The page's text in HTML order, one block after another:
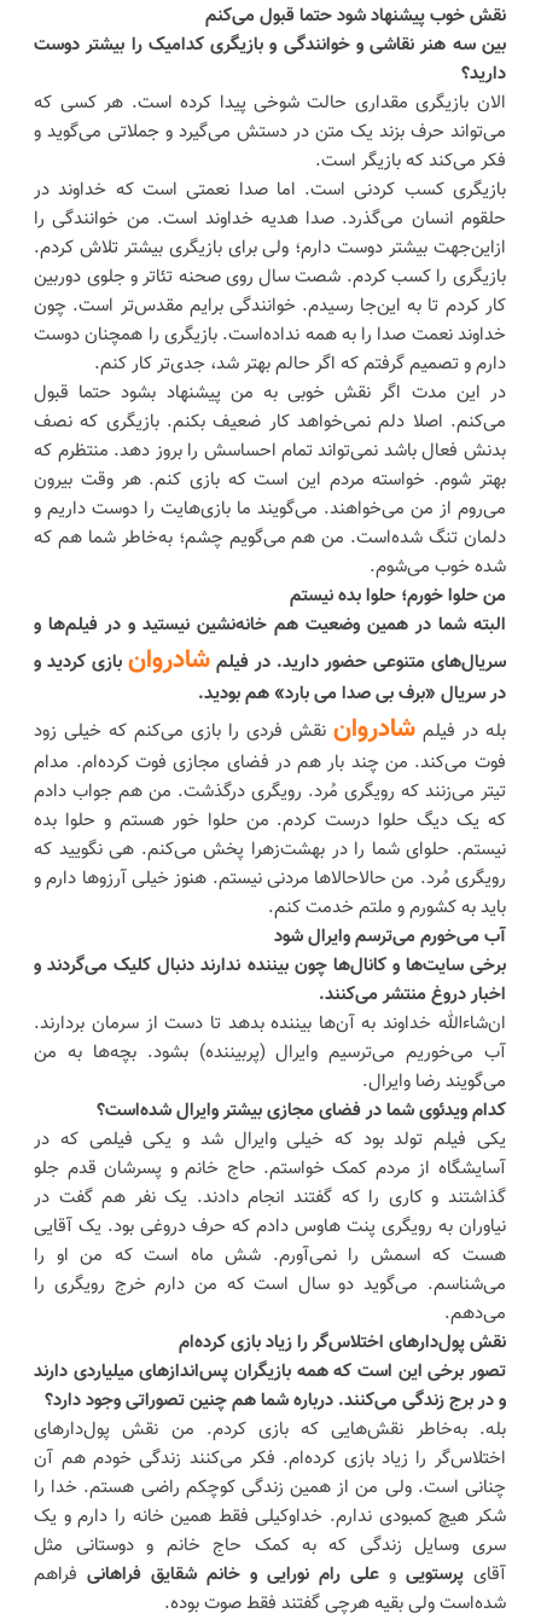
نقش خوب پیشنهاد شود حتما قبول می‌کنم
بین سه هنر نقاشی و خوانندگی و بازیگری کدامیک را بیشتر دوست
دارید؟
الان بازیگری مقداری حالت شوخی پیدا کرده است. هر کسی که
می‌تواند حرف بزند یک متن در دستش می‌گیرد و جملاتی می‌گوید و
فکر می‌کند که بازیگر است.
بازیگری کسب کردنی است. اما صدا نعمتی است که خداوند در
حلقوم انسان می‌گذرد. صدا هدیه خداوند است. من خوانندگی را
ازاین‌جهت بیشتر دوست دارم؛ ولی برای بازیگری بیشتر تلاش کردم.
بازیگری را کسب کردم. شصت سال روی صحنه تئاتر و جلوی دوربین
کار کردم تا به این‌جا رسیدم. خوانندگی برایم مقدس‌تر است. چون
خداوند نعمت صدا را به همه نداده‌است. بازیگری را همچنان دوست
دارم و تصمیم گرفتم که اگر حالم بهتر شد، جدی‌تر کار کنم.
در این مدت اگر نقش خوبی به من پیشنهاد بشود حتما قبول
می‌کنم. اصلا دلم نمی‌خواهد کار ضعیف بکنم. بازیگری که نصف
بدنش فعال باشد نمی‌تواند تمام احساسش را بروز دهد. منتظرم که
بهتر شوم. خواسته مردم این است که بازی کنم. هر وقت بیرون
می‌روم از من می‌خواهند. می‌گویند ما بازی‌هایت را دوست داریم و
دلمان تنگ شده‌است. من هم می‌گویم چشم؛ به‌خاطر شما هم که
شده خوب می‌شوم.
من حلوا خورم؛ حلوا بده نیستم
البته شما در همین وضعیت هم خانه‌نشین نیستید و در فیلم‌ها و
سریال‌های متنوعی حضور دارید. در فیلم شادروانبازی کردید و
در سریال «برف بی صدا می بارد» هم بودید.
بله در فیلمشادروان نقش فردی را بازی می‌کنم که خیلی زود
فوت می‌کند. من چند بار هم در فضای مجازی فوت کرده‌ام. مدام
تیتر می‌زنند که رویگری مُرد. رویگری درگذشت. من هم جواب دادم
که یک دیگ حلوا درست کردم. من حلوا خور هستم و حلوا بده
نیستم. حلوای شما را در بهشت‌زهرا پخش می‌کنم. هی نگویید که
رویگری مُرد. من حالاحالاها مردنی نیستم. هنوز خیلی آرزوها دارم و
باید به کشورم و ملتم خدمت کنم.
آب می‌خورم می‌ترسم وایرال شود
برخی سایت‌ها و کانال‌ها چون بیننده ندارند دنبال کلیک می‌گردند و
اخبار دروغ منتشر می‌کنند.
ان‌شاءالله خداوند به آن‌ها بیننده بدهد تا دست از سرمان بردارند.
آب می‌خوریم می‌ترسیم وایرال (پربیننده) بشود. بچه‌ها به من
می‌گویند رضا وایرال.
کدام ویدئوی شما در فضای مجازی بیشتر وایرال شده‌است؟
یکی فیلم تولد بود که خیلی وایرال شد و یکی فیلمی که در
آسایشگاه از مردم کمک خواستم. حاج خانم و پسرشان قدم جلو
گذاشتند و کاری را که گفتند انجام دادند. یک نفر هم گفت در
نیاوران به رویگری پنت هاوس دادم که حرف دروغی بود. یک آقایی
هست که اسمش را نمی‌آورم. شش ماه است که من او را
می‌شناسم. می‌گوید دو سال است که من دارم خرج رویگری را
می‌دهم.
نقش پول‌دارهای اختلاس‌گر را زیاد بازی کرده‌ام
تصور برخی این است که همه بازیگران پس‌اندازهای میلیاردی دارند
و در برج زندگی می‌کنند. درباره شما هم چنین تصوراتی وجود دارد؟
بله. به‌خاطر نقش‌هایی که بازی کردم. من نقش پول‌دارهای
اختلاس‌گر را زیاد بازی کرده‌ام. فکر می‌کنند زندگی خودم هم آن
چنانی است. ولی من از همین زندگی کوچکم راضی هستم. خدا را
شکر هیچ کمبودی ندارم. خداوکیلی فقط همین خانه را دارم و یک
سری وسایل زندگی که به کمک حاج خانم و دوستانی مثل
آقایپرستوییوعلی رام نورایی و خانم شقایق فراهانیفراهم
شده‌است ولی بقیه هرچی گفتند فقط صوت بوده.